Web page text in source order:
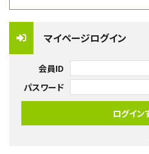
マイページログイン
会員ID
パスワード